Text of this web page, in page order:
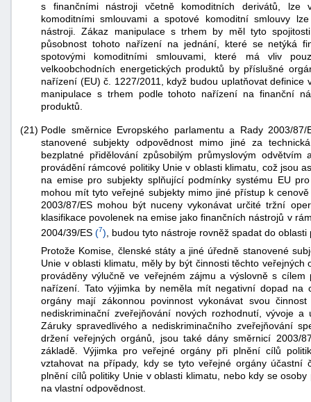
s finančními nástroji včetně komoditních derivátů, lze
komoditními smlouvami a spotové komoditní smlouvy
nástroji. Zákaz manipulace s trhem by měl tyto
působnost tohoto nařízení na jednání, které se netýká
spotovými komoditními smlouvami, které má vliv
velkoobchodních energetických produktů by příslušné
nařízení (EU) č. 1227/2011, když budou uplatňovat
manipulace s trhem podle tohoto nařízení na finanční
produktů.
(21) Podle směrnice Evropského parlamentu a Rady 2003/87/
stanovené subjekty odpovědnost mimo jiné za
bezplatné přidělování způsobilým průmyslovým
provádění rámcové politiky Unie v oblasti klimatu, což jsou
na emise pro subjekty splňující podmínky systému EU
mohou mít tyto veřejné subjekty mimo jiné přístup k
2003/87/ES mohou být nuceny vykonávat určité tržní
klasifikace povolenek na emise jako finančních nástrojů v
2004/39/ES (7) , budou tyto nástroje rovněž spadat do
Protože Komise, členské státy a jiné úředně stanovené
Unie v oblasti klimatu, měly by být činnosti těchto
prováděny výlučně ve veřejném zájmu a výslovně s
nařízení. Tato výjimka by neměla mít negativní dopad na
orgány mají zákonnou povinnost vykonávat svou
nediskriminační zveřejňování nových rozhodnutí, vývoje
Záruky spravedlivého a nediskriminačního zveřejňování
držení veřejných orgánů, jsou také dány směrnicí 2003/
základě. Výjimka pro veřejné orgány při plnění cílů
vztahovat na případy, kdy se tyto veřejné orgány
plnění cílů politiky Unie v oblasti klimatu, nebo kdy se
na vlastní odpovědnost.